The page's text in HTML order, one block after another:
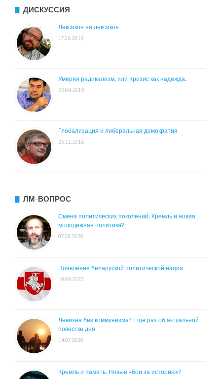
ДИСКУССИЯ
Лексикон на лексикон
17.06.2019
Умеряя радикализм, или Кризис как надежда.
29.04.2019
Глобализация и либеральная демократия
23.11.2018
ЛМ-ВОПРОС
Смена политических поколений. Кремль и новая
молодежная политика?
07.08.2020
Появление беларуской политической нации
10.08.2020
Левизна без коммунизма? Ещё раз об актуальной
повестке дня
14.07.2020
Кремль и память. Новые «бои за историю»?